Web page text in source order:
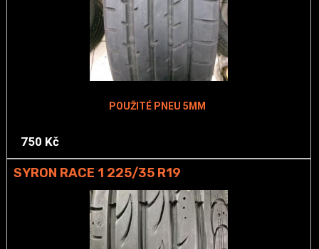
POUŽITÉ PNEU 5MM
750 Kč
SYRON RACE 1 225/35 R19